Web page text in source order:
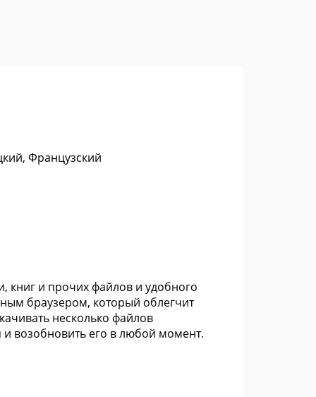
Французский
книг и прочих файлов и удобного
браузером, который облегчит
несколько файлов
возобновить его в любой момент.